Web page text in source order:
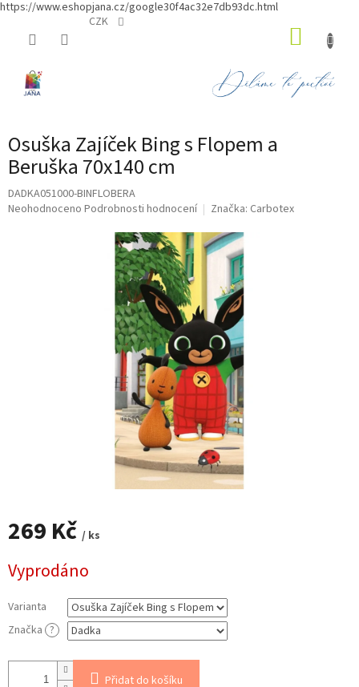
https://www.eshopjana.cz/google30f4ac32e7db93dc.html
CZK
Osuška Zajíček Bing s Flopem a
Beruška 70x140 cm
DADKA051000-BINFLOBERA
Průměrné
Neohodnoceno Podrobnosti hodnocení Značka: Carbotex
269 Kč / ks
cena:
Vyprodáno
Varianta
Značka ?
Přidat do košíku